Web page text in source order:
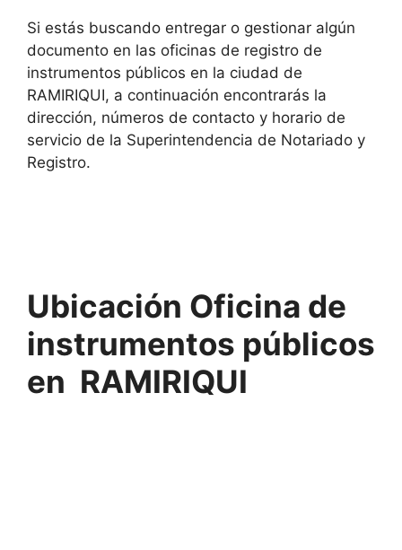
Si estás buscando entregar o gestionar algún
documento en las oficinas de registro de
instrumentos públicos en la ciudad de
RAMIRIQUI, a continuación encontrarás la
dirección, números de contacto y horario de
servicio de la Superintendencia de Notariado y
Registro.
Ubicación Oficina de
instrumentos públicos
en RAMIRIQUI